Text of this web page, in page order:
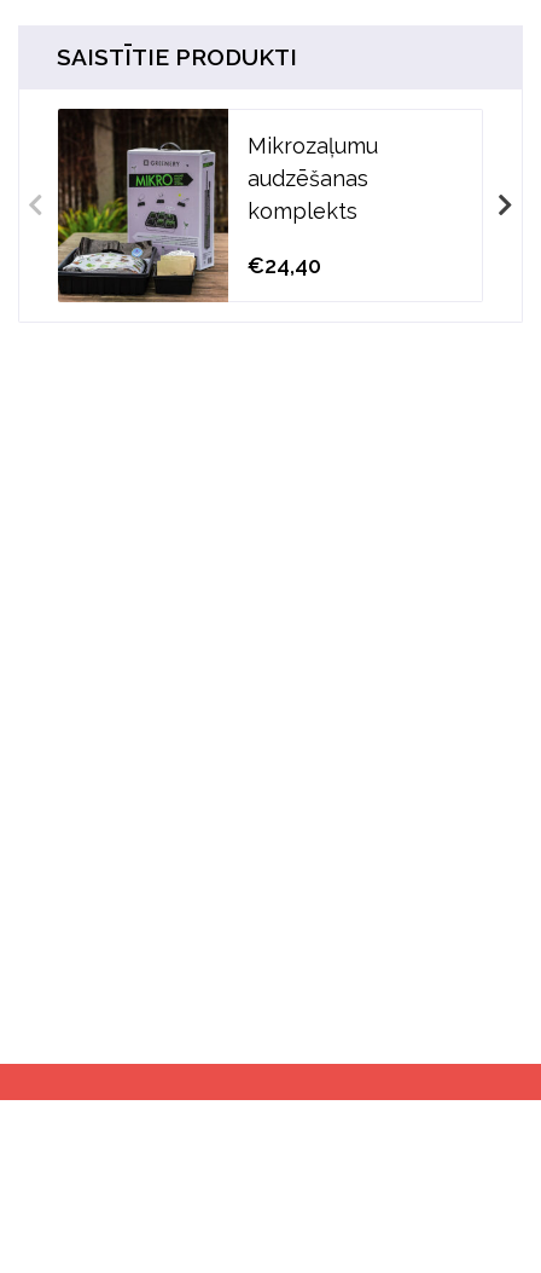
SAISTĪTIE PRODUKTI
Mikrozaļumu
audzēšanas
komplekts
€24,40